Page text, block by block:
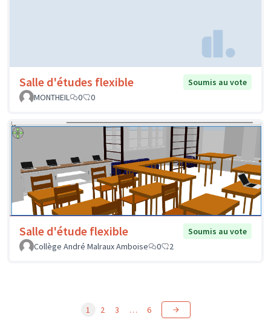
Salle d'études flexible
Soumis au vote
MONTHEIL
0 0
Salle d'étude flexible
Soumis au vote
Collège André Malraux Amboise
0 2
1 2 3 … 6